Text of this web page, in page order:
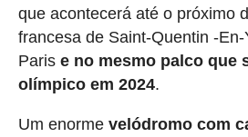
que acontecerá até o próximo
francesa de Saint-Quentin -
Paris e no mesmo palco que
olímpico em 2024.
Um enorme velódromo com